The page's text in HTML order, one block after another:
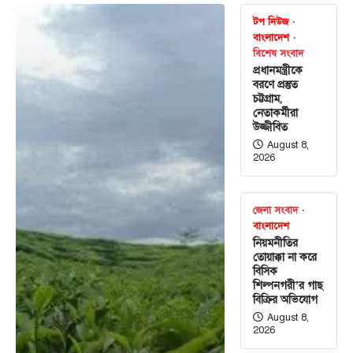
টপ নিউজ
বাংলাদেশ
বিশেষ সংবাদ
প্রধানমন্ত্রীকে
বরণে প্রস্তুত
চট্টগ্রাম,
নেতাকর্মীরা
উজ্জীবিত
August 8,
2026
জেলা সংবাদ
বাংলাদেশ
নিয়মনীতির
তোয়াক্কা না করে
বিসিক
শিল্পনগরী’র গাছ
বিক্রির অভিযোগ
August 8,
2026